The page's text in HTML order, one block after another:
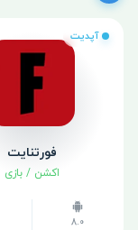
آپدیت
فورتنایت
اکشن /بازی
8.0